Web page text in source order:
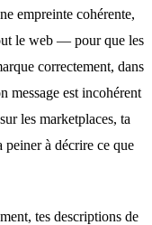
empreinte cohérente,
le web — pour que les
correctement, dans
message est incohérent
les marketplaces, ta
à décrire ce que
tes descriptions de